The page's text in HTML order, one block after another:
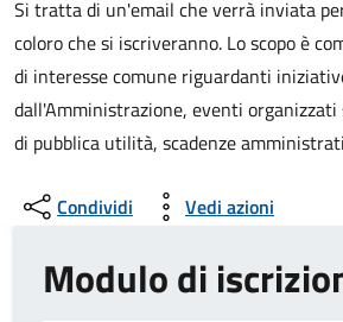
Si tratta di un'email che verrà inviata
coloro che si iscriveranno. Lo scopo è
di interesse comune riguardanti
dall'Amministrazione, eventi
di pubblica utilità, scadenze
Condividi Vedi azioni
Modulo di